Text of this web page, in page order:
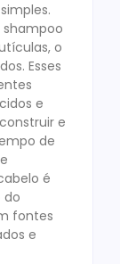
o
Esses
e
e
de
é
do
fontes
e